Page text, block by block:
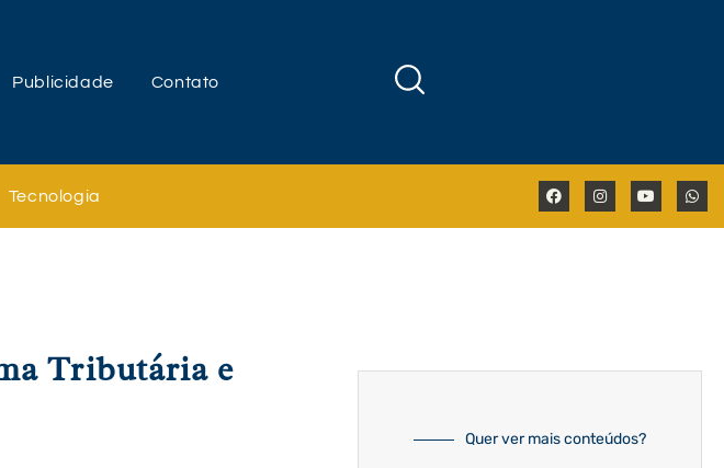
Publicidade Contato
Tecnologia
Tributária e
Quer ver mais conteúdos?